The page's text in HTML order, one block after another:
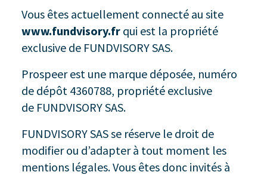
Vous êtes actuellement connecté au site
www.fundvisory.fr qui est la propriété
exclusive de FUNDVISORY SAS.
Prospeer est une marque déposée, numéro
de dépôt 4360788, propriété exclusive
de FUNDVISORY SAS.
FUNDVISORY SAS se réserve le droit de
modifier ou d’adapter à tout moment les
mentions légales. Vous êtes donc invités à